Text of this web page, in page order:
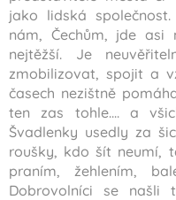
jako lidská
nám, Čechům, jde asi
nejtěžší. Je
zmobilizovat, spojit a
časech nezištně
ten zas tohle.... a
Švadlenky usedly za
roušky, kdo šít neumí,
praním, žehlením,
Dobrovolníci se našli